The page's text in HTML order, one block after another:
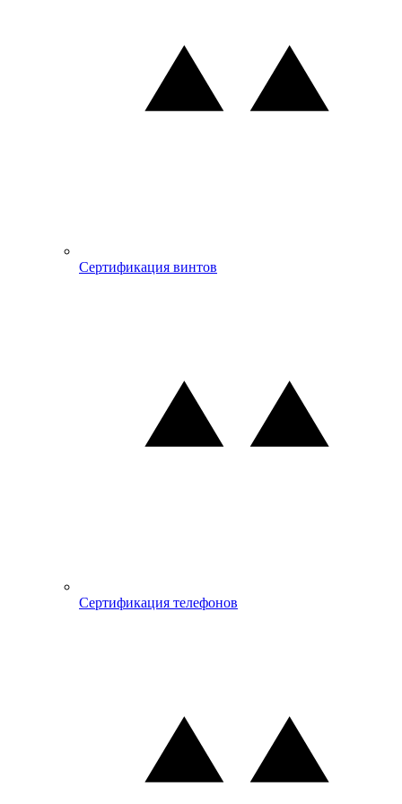
Сертификация винтов
Сертификация телефонов